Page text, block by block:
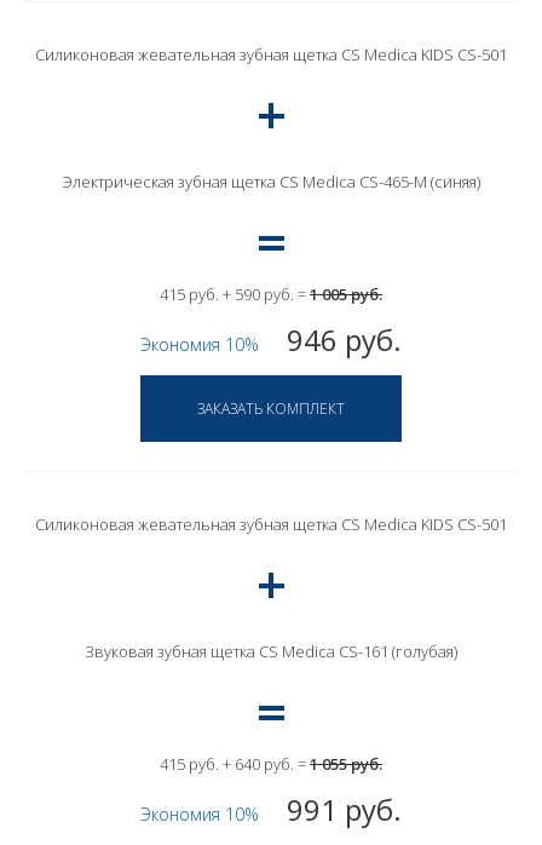
Силиконовая жевательная зубная щетка CS Medica KIDS CS-501
Электрическая зубная щетка CS Medica CS-465-M (синяя)
415 руб. + 590 руб. =1 005 руб.
Экономия 10% 946 руб.
Силиконовая жевательная зубная щетка CS Medica KIDS CS-501
Звуковая зубная щетка CS Medica CS-161 (голубая)
415 руб. + 640 руб. =1 055 руб.
Экономия 10% 991 руб.